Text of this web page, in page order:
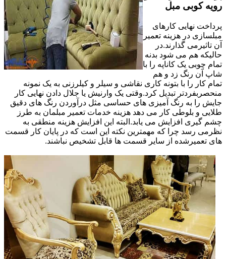
رویه کوبی مبل
پرداخت نهایی کارهای
مبلسازی در هزینه تعمیر
آن تاثیرمی گذارند.در
حالیکه هم می شود بدنه
تمام چوبی یک کاناپه را با
شاپ آن رنگ زد و هم
تمام کار را با بتونه کاری نقاشی و سیلر و کیلرزنی به یک نمونه
منحصربفردتر تبدیل کرد.وقتی یک وارنیش یا جلال دادن نهایی کار
جایش را به رنگ آمیزی های حساسی مثل درآوردن رنگ های دقیق
طلایی و بلوطی کار می دهد هزینه خدمات تعمیر مبلمان به طرز
چشم گیری افزایش می یابد.البته این افزایش هزینه منطقی به
نظرمی رسد چرا که مهمترین نکته این است که در پایان کار قسمت
های تعمیرشده از سایر قسمت ها قابل تشخیص نباشند.